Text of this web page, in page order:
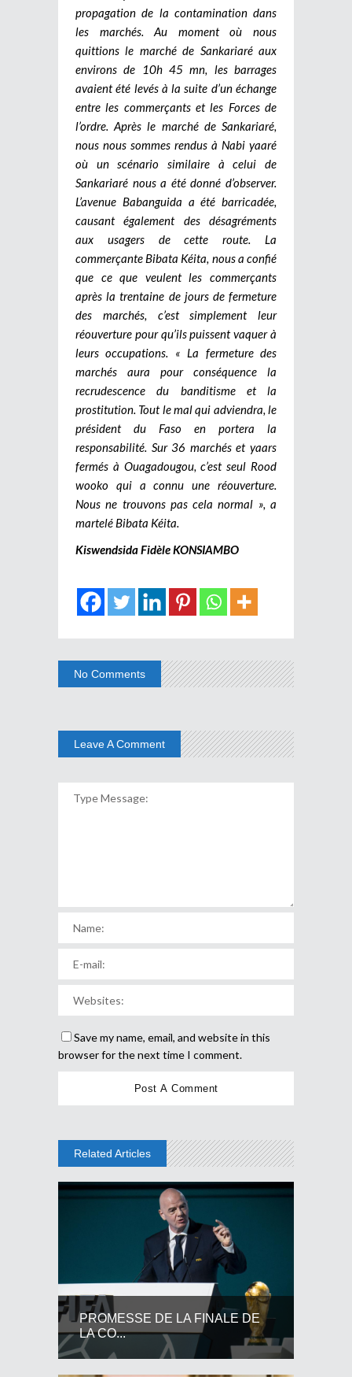
propagation de la contamination dans
les marchés. Au moment où nous
quittions le marché de Sankariaré aux
environs de 10h 45 mn, les barrages
avaient été levés à la suite d’un échange
entre les commerçants et les Forces de
l’ordre. Après le marché de Sankariaré,
nous nous sommes rendus à Nabi yaaré
où un scénario similaire à celui de
Sankariaré nous a été donné d’observer.
L’avenue Babanguida a été barricadée,
causant également des désagréments
aux usagers de cette route. La
commerçante Bibata Kéita, nous a confié
que ce que veulent les commerçants
après la trentaine de jours de fermeture
des marchés, c’est simplement leur
réouverture pour qu’ils puissent vaquer à
leurs occupations. « La fermeture des
marchés aura pour conséquence la
recrudescence du banditisme et la
prostitution. Tout le mal qui adviendra, le
président du Faso en portera la
responsabilité. Sur 36 marchés et yaars
fermés à Ouagadougou, c’est seul Rood
wooko qui a connu une réouverture.
Nous ne trouvons pas cela normal », a
martelé Bibata Kéita.
Kiswendsida Fidèle KONSIAMBO
No Comments
Leave A Comment
Save my name, email, and website in this
browser for the next time I comment.
Related Articles
PROMESSE DE LA FINALE DE
LA CO...